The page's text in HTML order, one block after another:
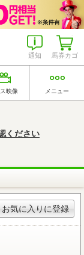
馬券カゴ
通知
映像 メニュー
ください
お気に入りに登録